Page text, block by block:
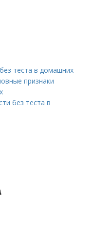
теста в домашних
признаки
без теста в